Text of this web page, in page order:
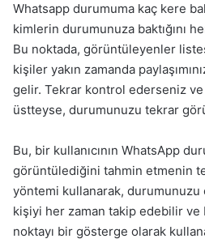
Whatsapp durumuma kaç kere
kimlerin durumunuza baktığını
Bu noktada, görüntüleyenler
kişiler yakın zamanda
gelir. Tekrar kontrol ederseniz ve
üstteyse, durumunuzu tekrar
Bu, bir kullanıcının WhatsApp
görüntülediğini tahmin etmenin
yöntemi kullanarak,
kişiyi her zaman takip edebilir
noktayı bir gösterge olarak